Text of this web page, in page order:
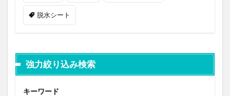
脱水シート
強力絞り込み検索
キーワード